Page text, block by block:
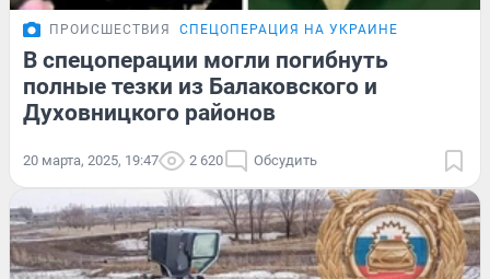
ПРОИСШЕСТВИЯ СПЕЦОПЕРАЦИЯ НА УКРАИНЕ
В спецоперации могли погибнуть
полные тезки из Балаковского и
Духовницкого районов
20 марта, 2025, 19:47 2 620 Обсудить